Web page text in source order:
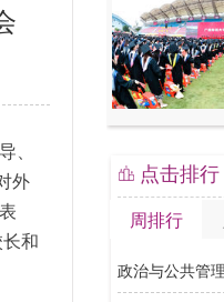
、
外
和
点击排行
周排行